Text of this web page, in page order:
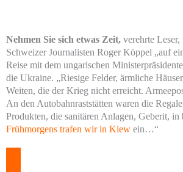
Nehmen Sie sich etwas Zeit, verehrte
Schweizer Journalisten Roger Köppel „auf
Reise mit dem ungarischen
die Ukraine. „Riesige Felder, ärmliche
Weiten, die der Krieg nicht erreicht.
An den Autobahnraststätten waren die
Produkten, die sanitären Anlagen, Geberit, in
Frühmorgens trafen wir in Kiew ein…“